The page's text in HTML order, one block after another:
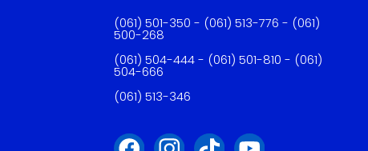
(061) 501-350 - (061) 513-776 - (061)
500-268
(061) 504-444 - (061) 501-810 - (061)
504-666
(061) 513-346